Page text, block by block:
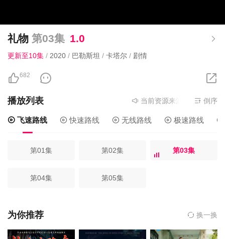
礼物 第03集 1.0
更新至10集 / 2020 / 巴勒斯坦 / 卡塔尔 / 剧情
682
播放列表 当前资源来源 飞速路线- 在
倒序
飞速路线 快速路线 无线路线 极速路线
第01集 第02集 第03集
第04集 第05集
为你推荐 换一换